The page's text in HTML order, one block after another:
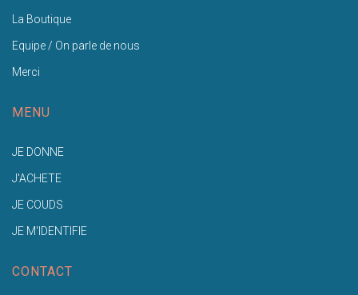
La Boutique
Equipe / On parle de nous
Merci
MENU
JE DONNE
J'ACHETE
JE COUDS
JE M'IDENTIFIE
CONTACT